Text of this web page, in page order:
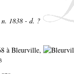
n. 1838 - d. ?
à Bleurville,